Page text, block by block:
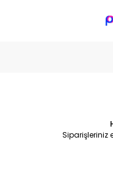
Siparişleriniz